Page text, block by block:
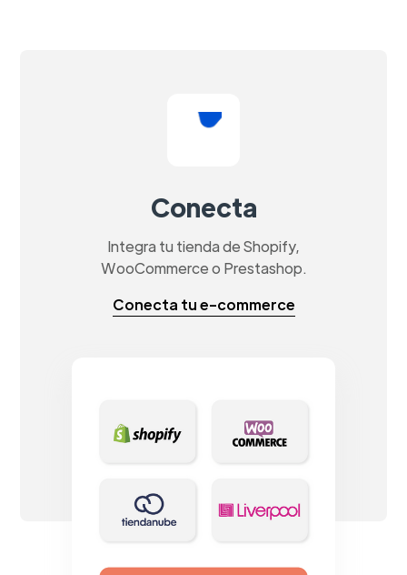
Conecta
Integra tu tienda de Shopify,
WooCommerce o Prestashop.
Conecta tu e-commerce